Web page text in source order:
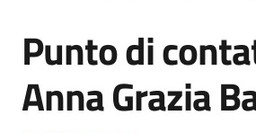
Salta al contenuto
Punto di
Anna Grazia